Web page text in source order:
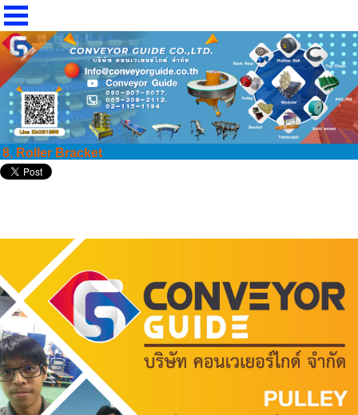
8. Roller Bracket